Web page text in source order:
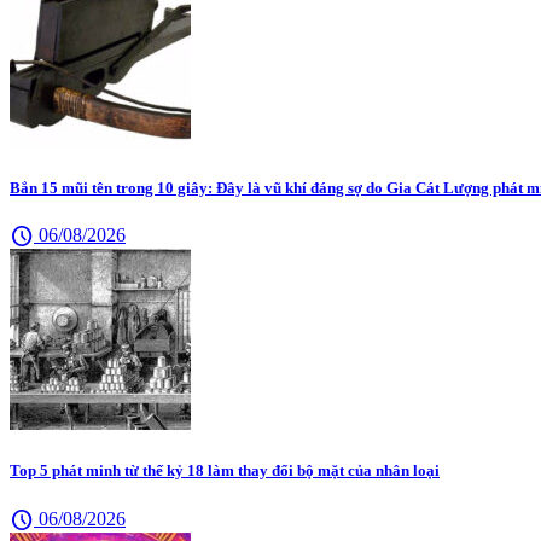
Bắn 15 mũi tên trong 10 giây: Đây là vũ khí đáng sợ do Gia Cát Lượng phát
schedule 06/08/2026
Top 5 phát minh từ thế kỷ 18 làm thay đổi bộ mặt của nhân loại
schedule 06/08/2026